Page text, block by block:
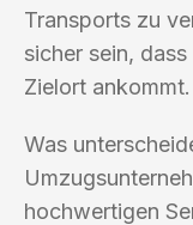
Transports zu
sicher sein,
Zielort ankommt.
Was
hochwertigen